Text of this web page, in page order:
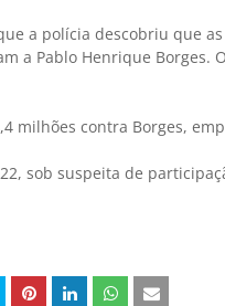
a polícia descobriu que
a Pablo Henrique Borges.
milhões contra Borges,
sob suspeita de